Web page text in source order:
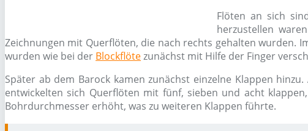
Flöten an sich
herzustellen
Zeichnungen mit Querflöten, die nach rechts gehalten wurden.
wurden wie bei der Blockflötezunächst mit Hilfe der Finger
Später ab dem Barock kamen zunächst einzelne Klappen
entwickelten sich Querflöten mit fünf, sieben und acht
Bohrdurchmesser erhöht, was zu weiteren Klappen führte.